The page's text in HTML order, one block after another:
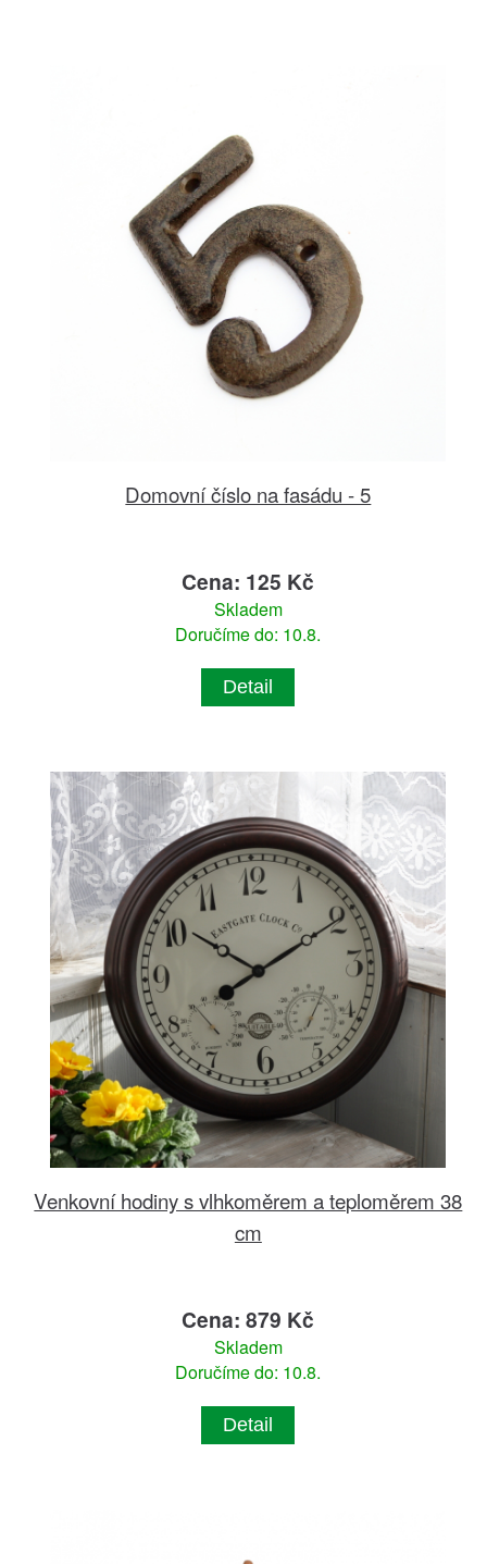
Domovní číslo na fasádu - 5
Cena: 125 Kč
Skladem
Doručíme do: 10.8.
Detail
Venkovní hodiny s vlhkoměrem a teploměrem 38
cm
Cena: 879 Kč
Skladem
Doručíme do: 10.8.
Detail